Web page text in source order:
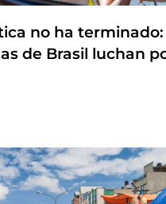
no ha terminado:
de Brasil luchan